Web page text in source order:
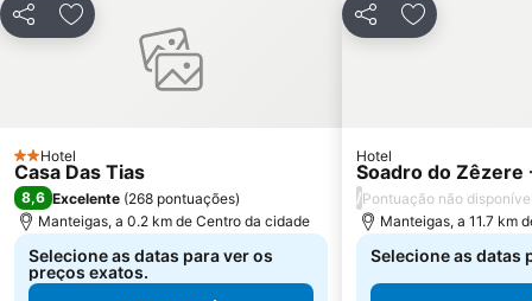
PartilharAdicionar aos favoritos
2 Estrelas
Hotel
Casa Das Tias
8,6 Excelente (268 pontuações)
Manteigas, a 0.2 km de Centro da cidade
Selecione as datas para ver os
preços exatos.
PartilharAdicionar
Hotel
Soadro do Zêzere
/Pontuação não
Manteigas, a 11.7 km
Selecione as datas